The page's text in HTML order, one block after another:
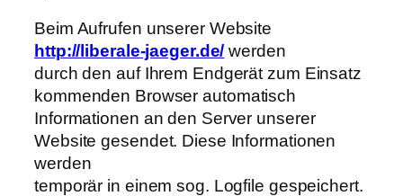
Beim Aufrufen unserer Website
http://liberale-jaeger.de/ werden
durch den auf Ihrem Endgerät zum Einsatz
kommenden Browser automatisch
Informationen an den Server unserer
Website gesendet. Diese Informationen
werden
temporär in einem sog. Logfile gespeichert.